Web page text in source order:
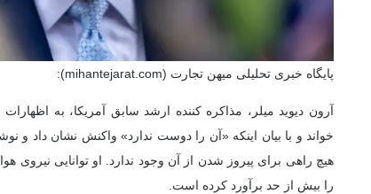
پایگاه خبری تحلیلی میهن تجارت (mihantejarat.com):
آرون دیوید میلر، مذاکره کننده ارشد سابق آمریکا، به
خواند و با بیان اینکه «آن را دوست ندارد» واکنش نشان داد
هیچ راهی برای پیروز شدن از آن وجود ندارد. او توانایی نیروی
را بیش از حد برآورد کرده است.